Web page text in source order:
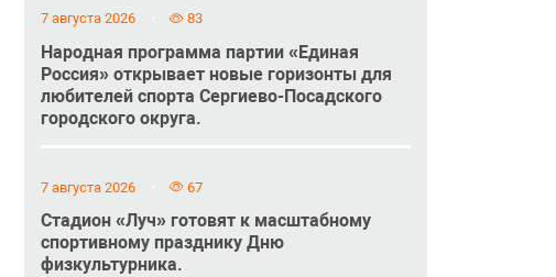
7 августа 2026 83
Народная программа партии «Единая
Россия» открывает новые горизонты для
любителей спорта Сергиево-Посадского
городского округа.
7 августа 2026 67
Стадион «Луч» готовят к масштабному
спортивному празднику Дню
физкультурника.